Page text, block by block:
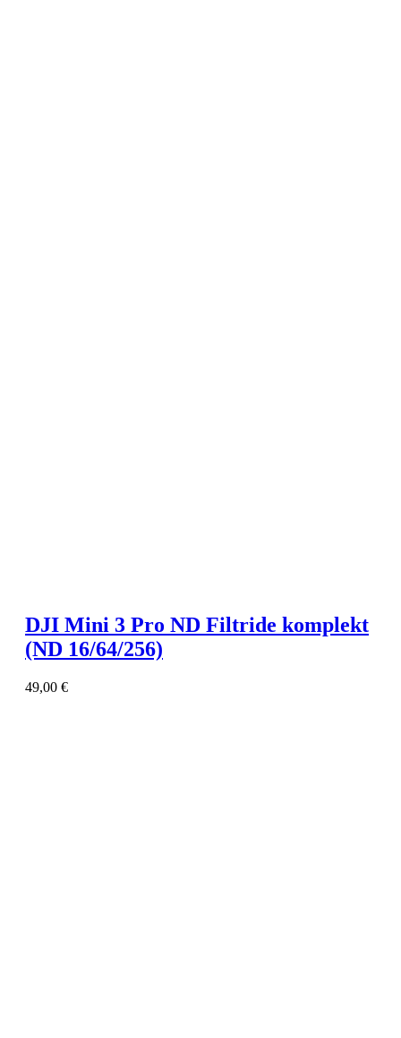
DJI Mini 3 Pro ND Filtride komplekt
(ND 16/64/256)
49,00 €